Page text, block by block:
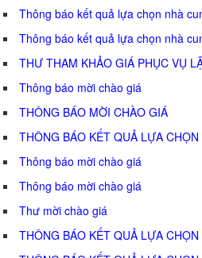
Thông báo kết quả lựa chọn nhà
Thông báo kết quả lựa chọn nhà
THƯ THAM KHẢO GIÁ PHỤC VỤ
Thông báo mời chào giá
THÔNG BÁO MỜI CHÀO GIÁ
THÔNG BÁO KẾT QUẢ LỰA
Thông báo mời chào giá
Thông báo mời chào giá
Thư mời chào giá
THÔNG BÁO KẾT QUẢ LỰA